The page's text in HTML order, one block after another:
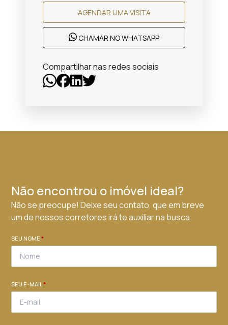
AGENDAR UMA VISITA
CHAMAR NO WHATSAPP
Compartilhar nas redes sociais
Não encontrou o imóvel ideal?
Não se preocupe! Deixe seu contato, que em breve
um de nossos corretores irá te auxiliar na busca.
SEU NOME*
SEU E-MAIL*